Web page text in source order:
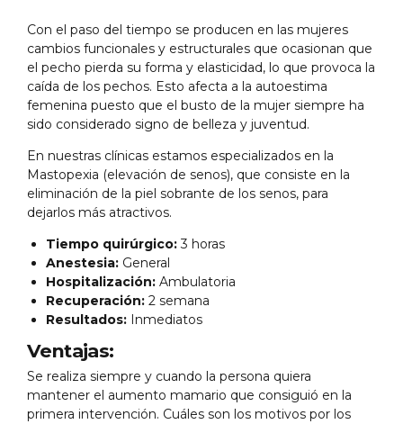
Con el paso del tiempo se producen en las mujeres
cambios funcionales y estructurales que ocasionan que
el pecho pierda su forma y elasticidad, lo que provoca la
caída de los pechos. Esto afecta a la autoestima
femenina puesto que el busto de la mujer siempre ha
sido considerado signo de belleza y juventud.
En nuestras clínicas estamos especializados en la
Mastopexia (elevación de senos), que consiste en la
eliminación de la piel sobrante de los senos, para
dejarlos más atractivos.
Tiempo quirúrgico:3 horas
Anestesia: General
Hospitalización: Ambulatoria
Recuperación: 2 semana
Resultados: Inmediatos
Ventajas:
Se realiza siempre y cuando la persona quiera
mantener el aumento mamario que consiguió en la
primera intervención. Cuáles son los motivos por los